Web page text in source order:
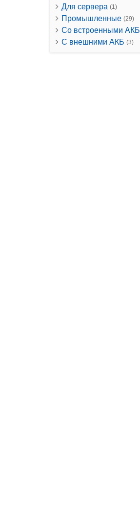
Для сервера (1)
Промышленные (29)
Со встроенными АКБ
С внешними АКБ (3)